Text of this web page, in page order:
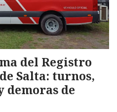
del Registro
Salta: turnos,
demoras de